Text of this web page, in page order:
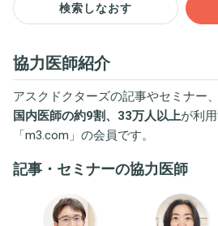
検索しなおす
協力医師紹介
アスクドクターズの記事やセミナー
国内医師の約9割、33万人以上が利
「m3.com 」の会員です。
記事・セミナーの協力医師